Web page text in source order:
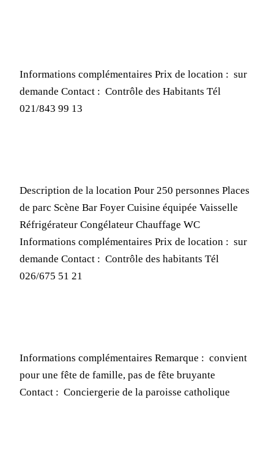
Informations complémentaires Prix de location : sur
demande Contact : Contrôle des Habitants Tél
021/843 99 13
Description de la location Pour 250 personnes Places
de parc Scène Bar Foyer Cuisine équipée Vaisselle
Réfrigérateur Congélateur Chauffage WC
Informations complémentaires Prix de location : sur
demande Contact : Contrôle des habitants Tél
026/675 51 21
Informations complémentaires Remarque : convient
pour une fête de famille, pas de fête bruyante
Contact : Conciergerie de la paroisse catholique